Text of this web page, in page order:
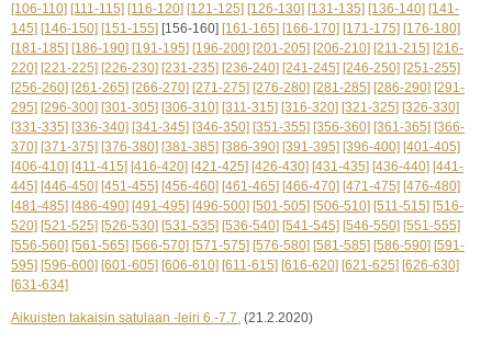
[106-110] [111-115] [116-120] [121-125] [126-130] [131-135] [136-140] [141-
145] [146-150] [151-155] [156-160] [161-165] [166-170] [171-175] [176-180]
[181-185] [186-190] [191-195] [196-200] [201-205] [206-210] [211-215] [216-
220] [221-225] [226-230] [231-235] [236-240] [241-245] [246-250] [251-255]
[256-260] [261-265] [266-270] [271-275] [276-280] [281-285] [286-290] [291-
295] [296-300] [301-305] [306-310] [311-315] [316-320] [321-325] [326-330]
[331-335] [336-340] [341-345] [346-350] [351-355] [356-360] [361-365] [366-
370] [371-375] [376-380] [381-385] [386-390] [391-395] [396-400] [401-405]
[406-410] [411-415] [416-420] [421-425] [426-430] [431-435] [436-440] [441-
445] [446-450] [451-455] [456-460] [461-465] [466-470] [471-475] [476-480]
[481-485] [486-490] [491-495] [496-500] [501-505] [506-510] [511-515] [516-
520] [521-525] [526-530] [531-535] [536-540] [541-545] [546-550] [551-555]
[556-560] [561-565] [566-570] [571-575] [576-580] [581-585] [586-590] [591-
595] [596-600] [601-605] [606-610] [611-615] [616-620] [621-625] [626-630]
[631-634]
Aikuisten takaisin satulaan -leiri 6.-7.7. (21.2.2020)